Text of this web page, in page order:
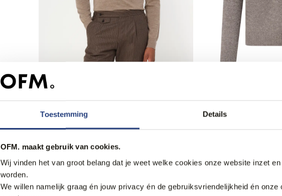
Toestemming Details
OFM. maakt gebruik van cookies.
Wij vinden het van groot belang dat je weet welke cookies onze website inzet
worden.
We willen namelijk graag én jouw privacy én de gebruiksvriendelijkheid én
Dutch Dandies Trui O-hals